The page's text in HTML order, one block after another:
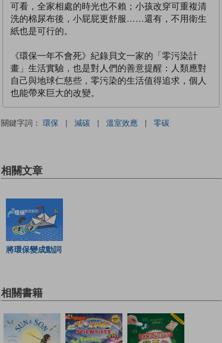
可看，全家相處的時光也不賴；小孩改穿可重複清
洗的棉尿布後，小屁屁更舒服……還有，不用衛生
紙也是可行的。
《環保一年不會死》紀錄貝文一家的「零污染計
畫」生活實驗，也是對人們的善意提醒：人類應對
自己與地球仁慈些，零污染的生活值得追求，個人
也能帶來巨大的改變。
關鍵字詞： 環保 | 減碳 | 溫室效應 | 零碳
相關文章
將環保變成動詞
相關書籍